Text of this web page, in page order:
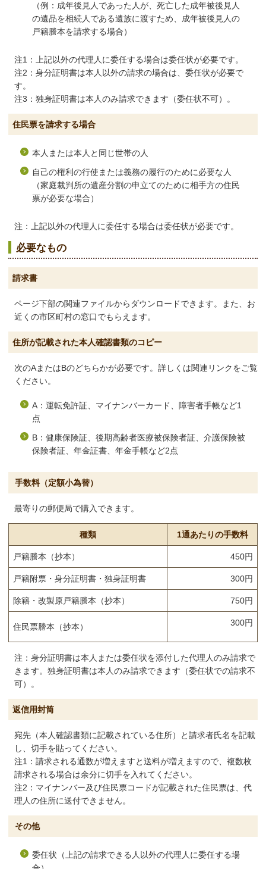
（例：成年後見人であった人が、死亡した成年被後見人
の遺品を相続人である遺族に渡すため、成年被後見人の
戸籍謄本を請求する場合）
注1：上記以外の代理人に委任する場合は委任状が必要です。
注2：身分証明書は本人以外の請求の場合は、委任状が必要で
す。
注3：独身証明書は本人のみ請求できます（委任状不可）。
住民票を請求する場合
本人または本人と同じ世帯の人
自己の権利の行使または義務の履行のために必要な人
（家庭裁判所の遺産分割の申立てのために相手方の住民
票が必要な場合）
注：上記以外の代理人に委任する場合は委任状が必要です。
必要なもの
請求書
ページ下部の関連ファイルからダウンロードできます。また、お
近くの市区町村の窓口でもらえます。
住所が記載された本人確認書類のコピー
次のAまたはBのどちらかが必要です。詳しくは関連リンクをご覧
ください。
A：運転免許証、マイナンバーカード、障害者手帳など1
点
B：健康保険証、後期高齢者医療被保険者証、介護保険被
保険者証、年金証書、年金手帳など2点
手数料（定額小為替）
最寄りの郵便局で購入できます。
種類 1通あたりの手数料
戸籍謄本（抄本） 450円
戸籍附票・身分証明書・独身証明書 300円
除籍・改製原戸籍謄本（抄本） 750円
住民票謄本（抄本） 300円
注：身分証明書は本人または委任状を添付した代理人のみ請求で
きます。独身証明書は本人のみ請求できます（委任状での請求不
可）。
返信用封筒
宛先（本人確認書類に記載されている住所）と請求者氏名を記載
し、切手を貼ってください。
注1：請求される通数が増えますと送料が増えますので、複数枚
請求される場合は余分に切手を入れてください。
注2：マイナンバー及び住民票コードが記載された住民票は、代
理人の住所に送付できません。
その他
委任状（上記の請求できる人以外の代理人に委任する場